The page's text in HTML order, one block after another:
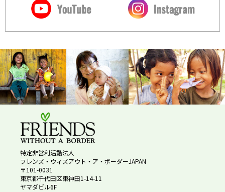
特定非営利活動法人
フレンズ・ウィズアウト・ア・ボーダーJAPAN
〒101-0031
東京都千代田区東神田1-14-11
ヤマダビル6F